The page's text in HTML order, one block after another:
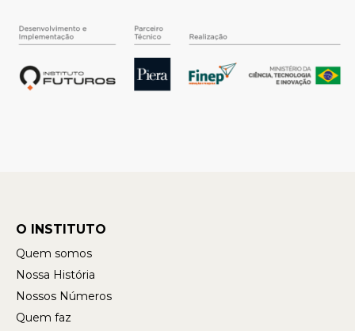
O INSTITUTO
Quem somos
Nossa História
Nossos Números
Quem faz